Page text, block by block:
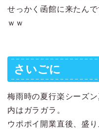
せっかく函館に来たん
ｗｗ
さいごに
梅雨時の夏行楽シーズ
内はガラガラ。
ウポポイ開業直後、盛